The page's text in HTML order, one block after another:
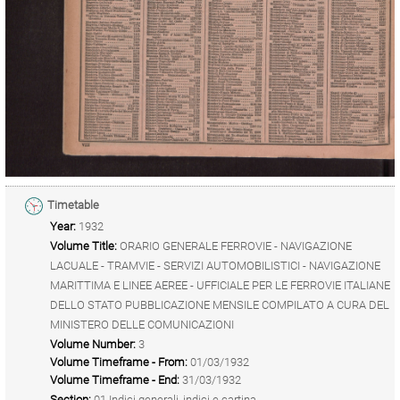
Timetable
Year: 1932
Volume Title: ORARIO GENERALE FERROVIE - NAVIGAZIONE
LACUALE - TRAMVIE - SERVIZI AUTOMOBILISTICI - NAVIGAZIONE
MARITTIMA E LINEE AEREE - UFFICIALE PER LE FERROVIE ITALIANE
DELLO STATO PUBBLICAZIONE MENSILE COMPILATO A CURA DEL
MINISTERO DELLE COMUNICAZIONI
Volume Number: 3
Volume Timeframe - From: 01/03/1932
Volume Timeframe - End: 31/03/1932